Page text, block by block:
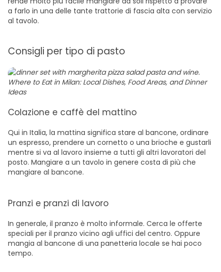
a farlo in una delle tante trattorie di fascia alta con servizio
al tavolo.
Consigli per tipo di pasto
Colazione e caffè del mattino
Qui in Italia, la mattina significa stare al bancone, ordinare
un espresso, prendere un cornetto o una brioche e gustarli
mentre si va al lavoro insieme a tutti gli altri lavoratori del
posto. Mangiare a un tavolo in genere costa di più che
mangiare al bancone.
Pranzi e pranzi di lavoro
In generale, il pranzo è molto informale. Cerca le offerte
speciali per il pranzo vicino agli uffici del centro. Oppure
mangia al bancone di una panetteria locale se hai poco
tempo.